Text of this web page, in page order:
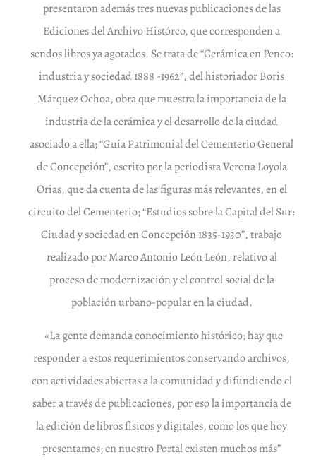
presentaron además tres nuevas publicaciones de las
Ediciones del Archivo Histórco, que corresponden a
sendos libros ya agotados. Se trata de “Cerámica en Penco:
industria y sociedad 1888 -1962”, del historiador Boris
Márquez Ochoa, obra que muestra la importancia de la
industria de la cerámica y el desarrollo de la ciudad
asociado a ella; “Guía Patrimonial del Cementerio General
de Concepción”, escrito por la periodista Verona Loyola
Orias, que da cuenta de las figuras más relevantes, en el
circuito del Cementerio; “Estudios sobre la Capital del Sur:
Ciudad y sociedad en Concepción 1835-1930”, trabajo
realizado por Marco Antonio León León, relativo al
proceso de modernización y el control social de la
población urbano-popular en la ciudad.
«La gente demanda conocimiento histórico; hay que
responder a estos requerimientos conservando archivos,
con actividades abiertas a la comunidad y difundiendo el
saber a través de publicaciones, por eso la importancia de
la edición de libros físicos y digitales, como los que hoy
presentamos; en nuestro Portal existen muchos más”